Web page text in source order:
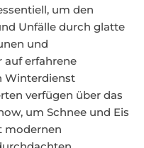
um den
Unfälle durch glatte
und
auf erfahrene
Winterdienst
verfügen über das
um Schnee und Eis
modernen